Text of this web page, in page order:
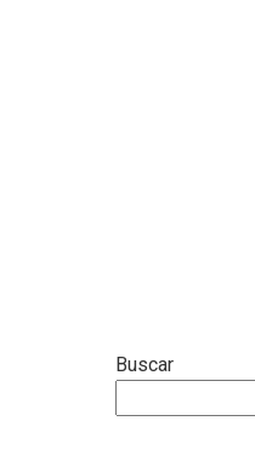
Buscar